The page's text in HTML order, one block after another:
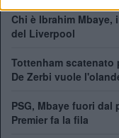
Chi è Ibrahim
del Liverpool
Tottenham
De Zerbi vuole
PSG, Mbaye fuori
Premier fa la fila